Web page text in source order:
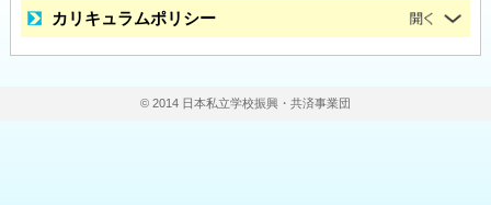
カリキュラムポリシー
© 2014 日本私立学校振興・共済事業団